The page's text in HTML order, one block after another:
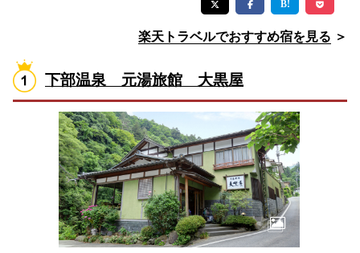
楽天トラベルでおすすめ宿を見る ＞
下部温泉 元湯旅館 大黒屋